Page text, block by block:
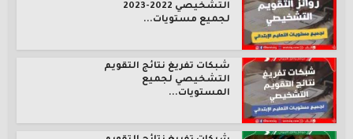
التشخيصي 2022-2023
لجميع مستويات...
شبكات تفريغ نتائج التقويم
التشخيصي لجميع
المستويات...